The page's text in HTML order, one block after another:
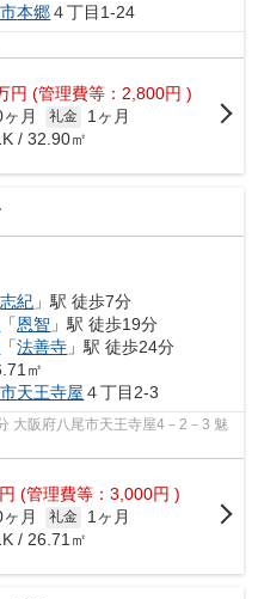
本郷４丁目1-24
円 (管理費等：2,800円 )
月 礼金
1ヶ月
/ 32.90㎡
志紀 」駅 徒歩7分
「恩智 」駅 徒歩19分
「法善寺 」駅 徒歩24分
㎡
天王寺屋 ４丁目2-3
阪府八尾市天王寺屋4－2－3 魅
円 (管理費等：3,000円 )
月 礼金
1ヶ月
/ 26.71㎡